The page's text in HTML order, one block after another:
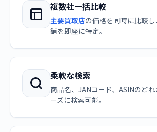
複数社一括比較
主要買取店の価格を同時に比較
舗を即座に特定。
柔軟な検索
商品名、JANコード、ASINのど
ーズに検索可能。